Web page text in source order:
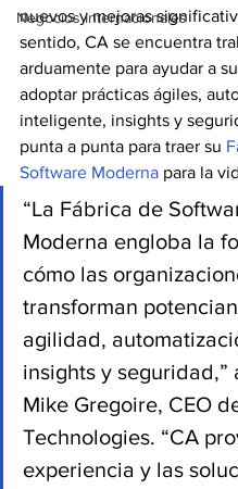
Negocios Internacionales
nuevos y mejoras
sentido, CA se encuentra
arduamente para ayudar a
adoptar prácticas ágiles,
inteligente, insights y
punta a punta para traer su
Software Moderna para la
“La Fábrica de
Moderna engloba la
cómo las
transforman
agilidad,
insights y seguridad,”
Mike Gregoire, CEO
Technologies. “CA
experiencia y las